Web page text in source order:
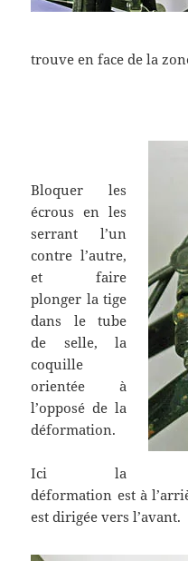
trouve en face de la
Bloquer les
écrous en les
serrant l’un
contre l’autre,
et faire
plonger la tige
dans le tube
de selle, la
coquille
orientée à
l’opposé de la
déformation.
Ici la
déformation est à
est dirigée vers l’avant.